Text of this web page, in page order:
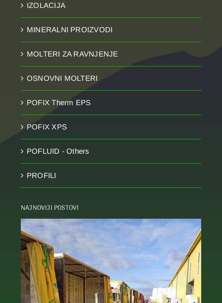
IZOLACIJA
MINERALNI PROIZVODI
MOLTERI ZA RAVNJENJE
OSNOVNI MOLTERI
POFIX Therm EPS
POFIX XPS
POFLUID - Others
PROFILI
NAJNOVIJI POSTOVI